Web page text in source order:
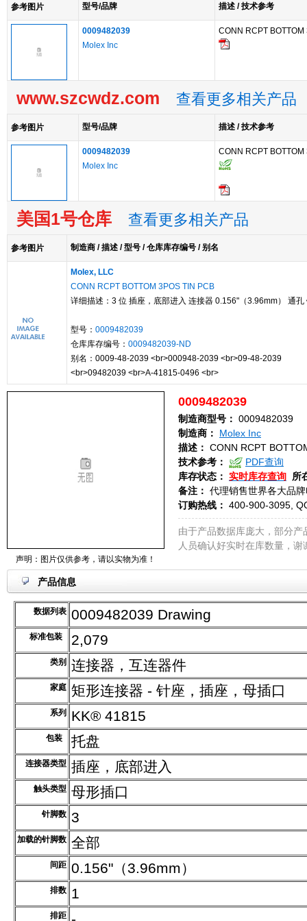
参考图片 型号/品牌 描述 / 技术参考
0009482039
Molex Inc
CONN RCPT BOTTOM
www.szcwdz.com 查看更多相关产品
参考图片 型号/品牌 描述 / 技术参考
0009482039
Molex Inc
CONN RCPT BOTTOM
美国1号仓库 查看更多相关产品
参考图片 制造商 / 描述 / 型号 / 仓库库存编号 / 别名
Molex, LLC
CONN RCPT BOTTOM 3POS TIN PCB
详细描述：3 位 插座，底部进入 连接器 0.156"（3.96mm） 通孔
型号： 0009482039
仓库库存编号： 0009482039-ND
别名：0009-48-2039 <br>000948-2039 <br>09-48-2039
<br>09482039 <br>A-41815-0496 <br>
声明：图片仅供参考，请以实物为准！
0009482039
制造商型号： 0009482039
制造商：
Molex Inc
描述： CONN RCPT
技术参考：
PDF查询
库存状态： 实时库存查询
所
备注： 代理销售世界各大品
订购热线： 400-900-3095,
由于产品数据库庞大，部分
人员确认好实时在库数量，谢
产品信息
数据列表 0009482039 Drawing
标准包装 2,079
类别 连接器，互连器件
家庭 矩形连接器 - 针座，插座，母插口
系列 KK® 41815
包装 托盘
连接器类型 插座，底部进入
触头类型 母形插口
针脚数 3
加载的针脚数 全部
间距 0.156"（3.96mm）
排数 1
排距